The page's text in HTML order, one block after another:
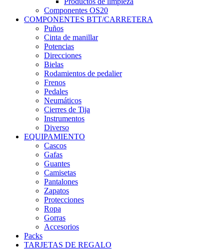
Componentes OS20
COMPONENTES BTT/CARRETERA
Puños
Cinta de manillar
Potencias
Direcciones
Bielas
Rodamientos de pedalier
Frenos
Pedales
Neumáticos
Cierres de Tija
Instrumentos
Diverso
EQUIPAMIENTO
Cascos
Gafas
Guantes
Camisetas
Pantalones
Zapatos
Protecciones
Ropa
Gorras
Accesorios
Packs
TARJETAS DE REGALO